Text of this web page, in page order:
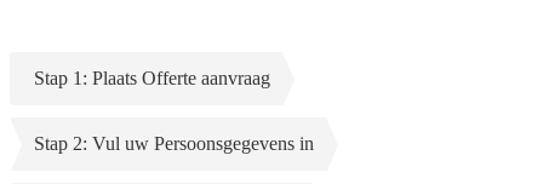
Stap 1: Plaats Offerte aanvraag
Stap 2: Vul uw Persoonsgegevens in